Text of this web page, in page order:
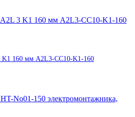
160 мм A2L3-CC10-K1-160